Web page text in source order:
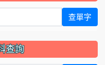
查單字
查詢